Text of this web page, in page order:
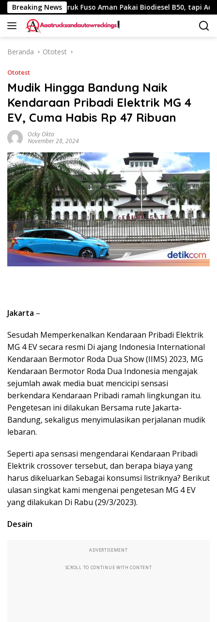
Langsung
ke
konten
Breaking News
Truk Fuso Aman Pakai Biodiesel B50, tapi Ada Saran
Beranda Ototest
Ototest
Mudik Hingga Bandung Naik
Kendaraan Pribadi Elektrik MG 4
EV, Cuma Habis Rp 47 Ribuan
Ocky Okta
November 28, 2024
Jakarta –
Sesudah Memperkenalkan Kendaraan Pribadi Elektrik
MG 4 EV secara resmi Di ajang Indonesia International
Kendaraan Bermotor Roda Dua Show (IIMS) 2023, MG
Kendaraan Bermotor Roda Dua Indonesia mengajak
sejumlah awak media buat mencicipi sensasi
berkendara Kendaraan Pribadi ramah lingkungan itu.
Pengetesan ini dilakukan Bersama rute Jakarta-
Bandung, sekaligus menyimulasikan perjalanan mudik
lebaran.
Seperti apa sensasi mengendarai Kendaraan Pribadi
Elektrik crossover tersebut, dan berapa biaya yang
harus dikeluarkan Sebagai konsumsi listriknya? Berikut
ulasan singkat kami mengenai pengetesan MG 4 EV
yang dilakukan Di Rabu (29/3/2023).
Desain
ADVERTISEMENT
SCROLL TO CONTINUE WITH CONTENT